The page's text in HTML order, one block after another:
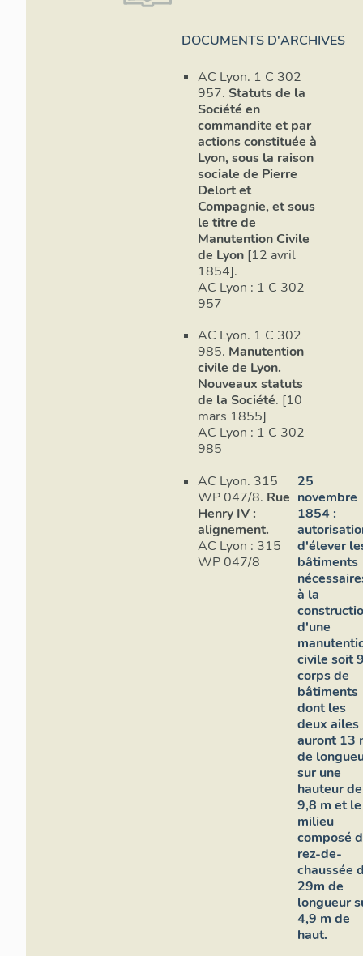
DOCUMENTS D'ARCHIVES
AC Lyon. 1 C 302
957. Statuts de la
Société en
commandite et par
actions constituée à
Lyon, sous la raison
sociale de Pierre
Delort et
Compagnie, et sous
le titre de
Manutention Civile
de Lyon [12 avril
1854].
AC Lyon : 1 C 302
957
AC Lyon. 1 C 302
985. Manutention
civile de Lyon.
Nouveaux statuts
de la Société. [10
mars 1855]
AC Lyon : 1 C 302
985
AC Lyon. 315
WP 047/8. Rue
Henry IV :
alignement.
AC Lyon : 315
WP 047/8
25
novembre
1854 :
d'élever
bâtiments
à la
d'une
civile soit
corps de
bâtiments
dont les
deux ailes
auront 13
de
sur une
hauteur de
9,8 m et le
milieu
composé
rez-de-
chaussée
29m de
longueur
4,9 m de
haut.